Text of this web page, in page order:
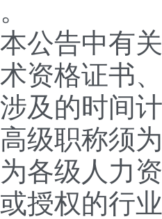
告中有关
术资格证书
及的时间
级职称须
各级人力
授权的行